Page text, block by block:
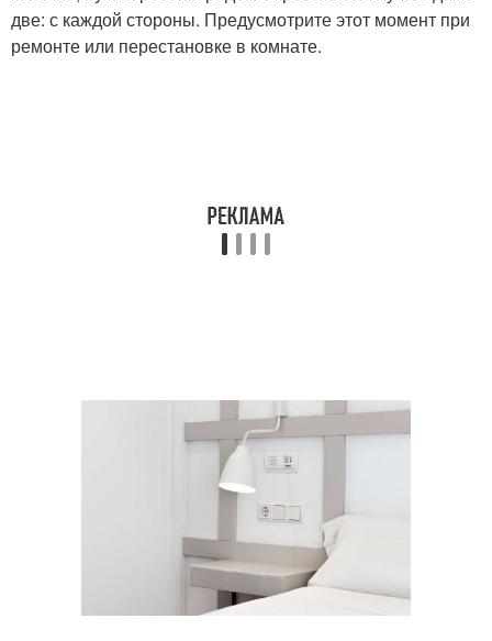
две: с каждой стороны. Предусмотрите этот момент при
ремонте или перестановке в комнате.